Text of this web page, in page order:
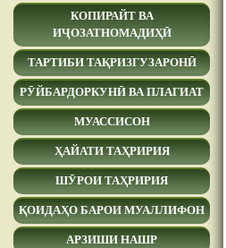
КОПИРАЙТ ВА
ИҶОЗАТНОМАДИҲӢ
ТАРТИБИ ТАҚРИЗГУЗАРОНӢ
РӮЙБАРДОРКУНӢ ВА ПЛАГИАТ
МУАССИСОН
ҲАЙАТИ ТАҲРИРИЯ
ШӮРОИ ТАҲРИРИЯ
ҚОИДАҲО БАРОИ МУАЛЛИФОН
АРЗИШИ НАШР